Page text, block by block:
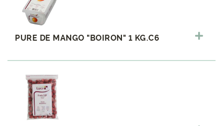
PURE DE MANGO "BOIRON" 1 KG.C6